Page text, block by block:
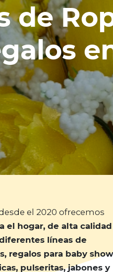
de
el 2020 ofrecemos
el hogar, de alta calidad
líneas de
regalos para baby
pulseritas, jabones y